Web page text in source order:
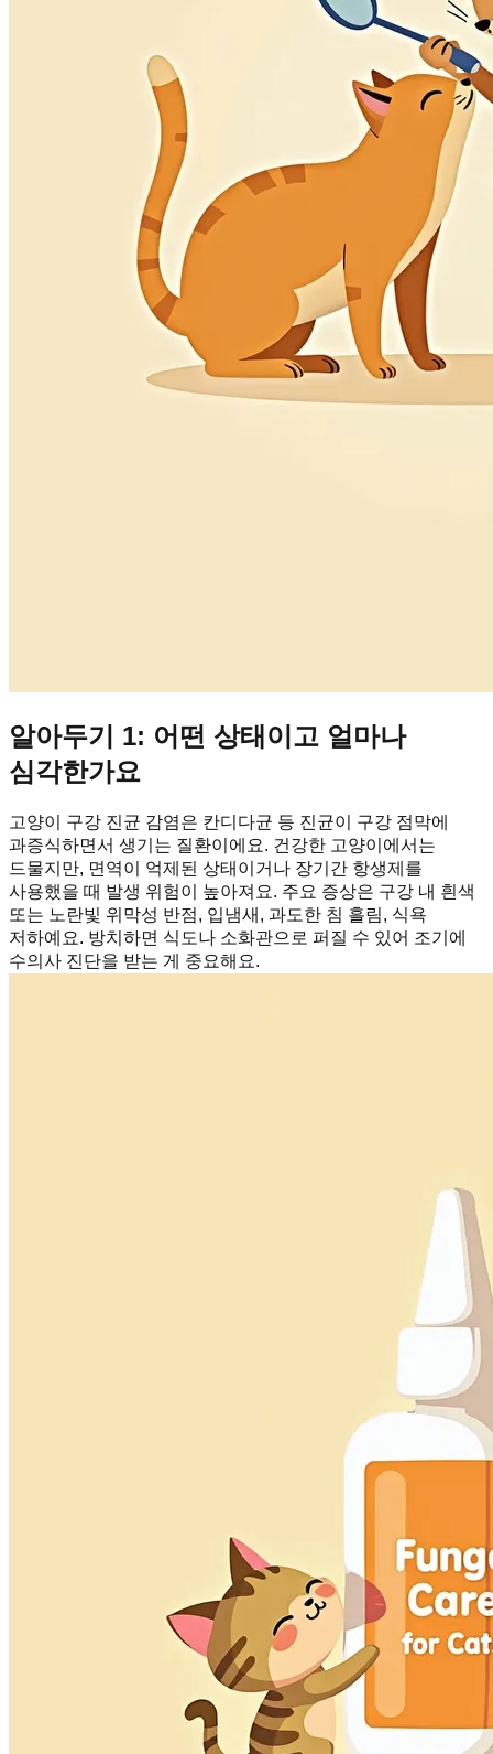
알아두기 1: 어떤 상태이고 얼마나
심각한가요
고양이 구강 진균 감염은 칸디다균 등 진균이 구강 점막에
과증식하면서 생기는 질환이에요. 건강한 고양이에서는
드물지만, 면역이 억제된 상태이거나 장기간 항생제를
사용했을 때 발생 위험이 높아져요. 주요 증상은 구강 내 흰색
또는 노란빛 위막성 반점, 입냄새, 과도한 침 흘림, 식욕
저하예요. 방치하면 식도나 소화관으로 퍼질 수 있어 조기에
수의사 진단을 받는 게 중요해요.